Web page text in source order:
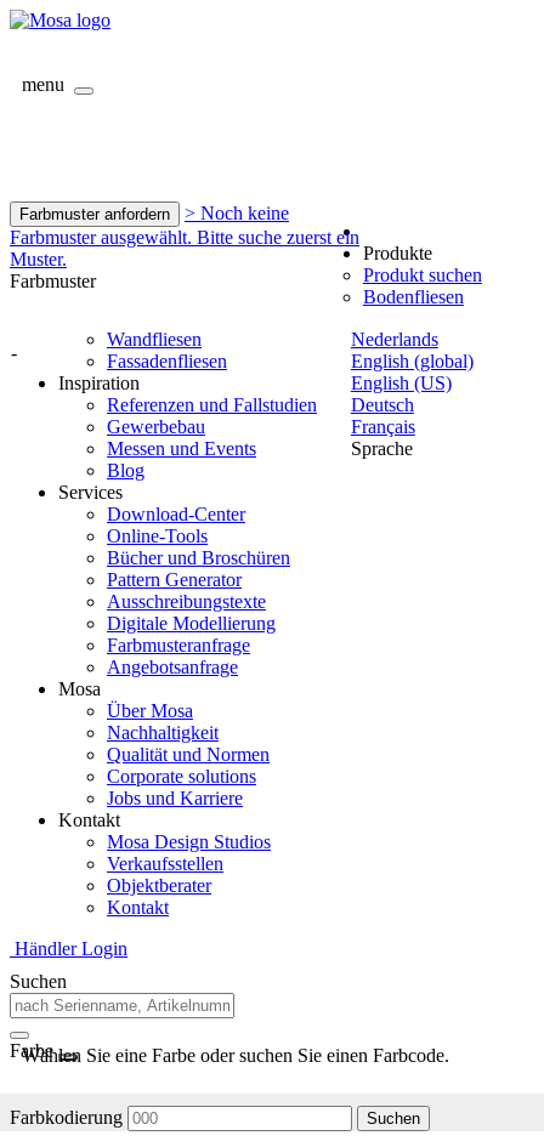
menu
Farbmuster anfordern
> Noch keine
Farbmuster ausgewählt. Bitte suche zuerst ein
Muster.
Farbmuster
-
Nederlands
English (global)
English (US)
Deutsch
Français
Sprache
Produkte
Produkt suchen
Bodenfliesen
Wandfliesen
Fassadenfliesen
Inspiration
Referenzen und Fallstudien
Gewerbebau
Messen und Events
Blog
Services
Download-Center
Online-Tools
Bücher und Broschüren
Pattern Generator
Ausschreibungstexte
Digitale Modellierung
Farbmusteranfrage
Angebotsanfrage
Mosa
Über Mosa
Nachhaltigkeit
Qualität und Normen
Corporate solutions
Jobs und Karriere
Kontakt
Mosa Design Studios
Verkaufsstellen
Objektberater
Kontakt
Händler Login
Suchen
Farbe
Wählen Sie eine Farbe oder suchen Sie einen Farbcode.
Farbkodierung Suchen